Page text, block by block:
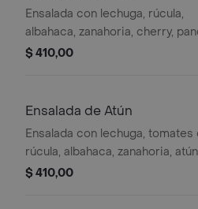
Ensalada con lechuga, rúcula,
albahaca, zanahoria, cherry,
pollo y almendras.
$ 410,00
Ensalada de Atún
Ensalada con lechuga, tomates
rúcula, albahaca, zanahoria,
aceitunas y semillas.
$ 410,00